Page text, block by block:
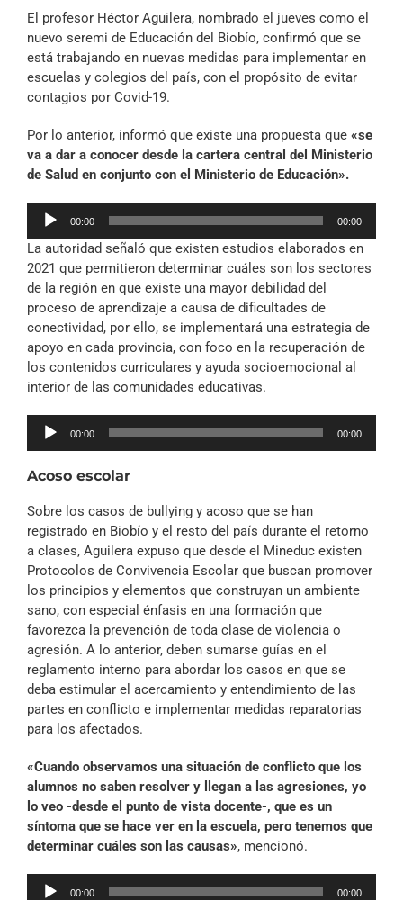
El profesor Héctor Aguilera, nombrado el jueves como el
nuevo seremi de Educación del Biobío, confirmó que se
está trabajando en nuevas medidas para implementar en
escuelas y colegios del país, con el propósito de evitar
contagios por Covid-19.
Por lo anterior, informó que existe una propuesta que «se
va a dar a conocer desde la cartera central del Ministerio
de Salud en conjunto con el Ministerio de Educación».
Reproductor
audio
00:00 00:00
La autoridad señaló que existen estudios elaborados en
2021 que permitieron determinar cuáles son los sectores
de la región en que existe una mayor debilidad del
proceso de aprendizaje a causa de dificultades de
conectividad, por ello, se implementará una estrategia de
apoyo en cada provincia, con foco en la recuperación de
los contenidos curriculares y ayuda socioemocional al
interior de las comunidades educativas.
Reproductor
00:00 00:00
Acoso escolar
Sobre los casos de bullying y acoso que se han
registrado en Biobío y el resto del país durante el retorno
a clases, Aguilera expuso que desde el Mineduc existen
Protocolos de Convivencia Escolar que buscan promover
los principios y elementos que construyan un ambiente
sano, con especial énfasis en una formación que
favorezca la prevención de toda clase de violencia o
agresión. A lo anterior, deben sumarse guías en el
reglamento interno para abordar los casos en que se
deba estimular el acercamiento y entendimiento de las
partes en conflicto e implementar medidas reparatorias
para los afectados.
«Cuando observamos una situación de conflicto que los
alumnos no saben resolver y llegan a las agresiones, yo
lo veo -desde el punto de vista docente-, que es un
síntoma que se hace ver en la escuela, pero tenemos que
determinar cuáles son las causas», mencionó.
Reproductor
00:00 00:00